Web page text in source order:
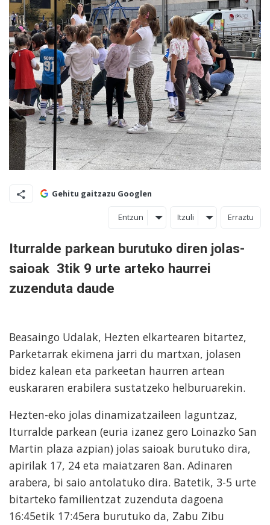
Gehitu gaitzazu Googlen
Entzun Itzuli Erraztu
Iturralde parkean burutuko diren jolas-
saioak 3tik 9 urte arteko haurrei
zuzenduta daude
Beasaingo Udalak, Hezten elkartearen bitartez,
Parketarrak ekimena jarri du martxan, jolasen
bidez kalean eta parkeetan haurren artean
euskararen erabilera sustatzeko helburuarekin.
Hezten-eko jolas dinamizatzaileen laguntzaz,
Iturralde parkean (euria izanez gero Loinazko San
Martin plaza azpian) jolas saioak burutuko dira,
apirilak 17, 24 eta maiatzaren 8an. Adinaren
arabera, bi saio antolatuko dira. Batetik, 3-5 urte
bitarteko familientzat zuzenduta dagoena
16:45etik 17:45era burutuko da, Zabu Zibu